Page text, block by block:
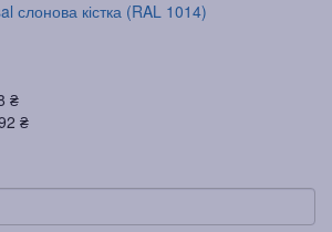
слонова кістка (RAL 1014)
₴
₴